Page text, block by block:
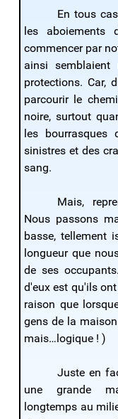
En tous
les aboiements
commencer par
ainsi semblaient
protections. Car,
parcourir le
noire, surtout
les bourrasques
sinistres et des
sang.
Mais,
Nous passons
basse, tellement
longueur que
de ses
d'eux est qu'ils
raison que
gens de la
mais…logique ! )
Juste en
une grande
longtemps au